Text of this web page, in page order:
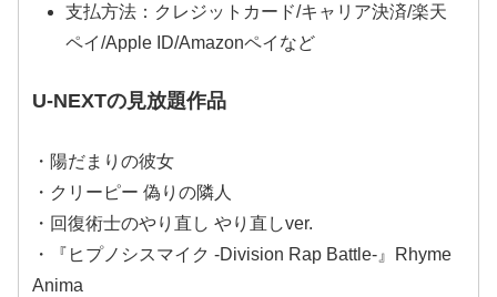
支払方法：クレジットカード/キャリア決済/楽天
ペイ/Apple ID/Amazonペイなど
U-NEXTの見放題作品
・陽だまりの彼女
・クリーピー 偽りの隣人
・回復術士のやり直し やり直しver.
・『ヒプノシスマイク -Division Rap Battle-』Rhyme
Anima